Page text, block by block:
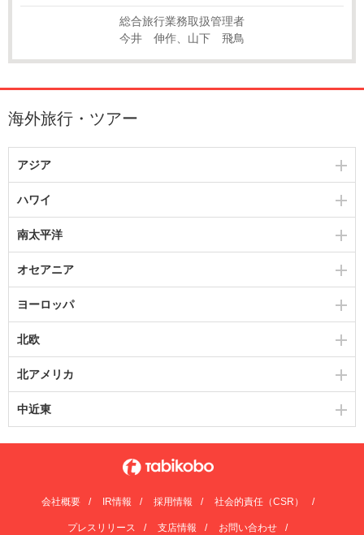
総合旅行業務取扱管理者
今井 伸作、山下 飛鳥
海外旅行・ツアー
アジア
ハワイ
南太平洋
オセアニア
ヨーロッパ
北欧
北アメリカ
中近東
会社概要 IR情報 採用情報 社会的責任（CSR）
プレスリリース 支店情報 お問い合わせ